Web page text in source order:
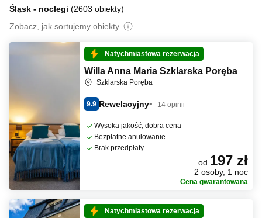
Śląsk - noclegi (2603 obiekty)
Zobacz, jak sortujemy obiekty.
Natychmiastowa rezerwacja
Willa Anna Maria Szklarska Poręba
Szklarska Poręba
9.9 Rewelacyjny 14 opinii
Wysoka jakość, dobra cena
Bezpłatne anulowanie
Brak przedpłaty
od 197 zł
2 osoby, 1 noc
Cena gwarantowana
Natychmiastowa rezerwacja